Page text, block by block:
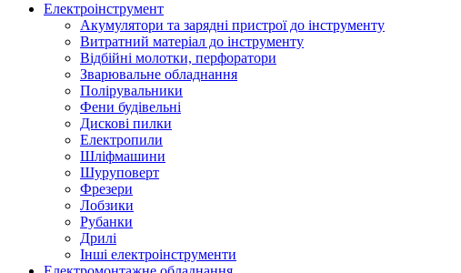
Електроінструмент
Акумулятори та зарядні пристрої до інструменту
Витратний матеріал до інструменту
Відбійні молотки, перфоратори
Зварювальне обладнання
Полірувальники
Фени будівельні
Дискові пилки
Електропили
Шліфмашини
Шуруповерт
Фрезери
Лобзики
Рубанки
Дрилі
Інші електроінструменти